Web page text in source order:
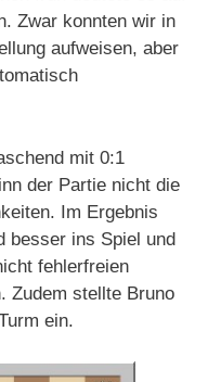
Zwar konnten wir in
aufweisen, aber
mit 0:1
der Partie nicht die
Im Ergebnis
besser ins Spiel und
fehlerfreien
Zudem stellte Bruno
ein.